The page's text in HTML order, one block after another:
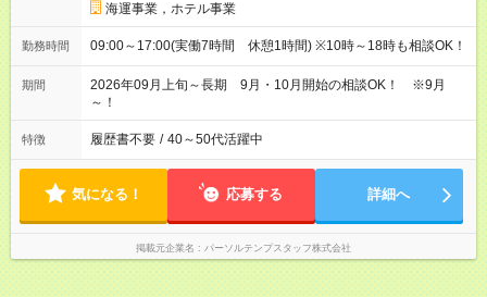
海運事業，ホテル事業
勤務時間 09:00～17:00(実働7時間 休憩1時間) ※10時～18時も相談OK！
期間
2026年09月上旬～長期 9月・10月開始の相談OK！ ※9月
～！
特徴 履歴書不要 / 40～50代活躍中
気になる！ 応募する 詳細へ
掲載元企業名 パーソルテンプスタッフ株式会社